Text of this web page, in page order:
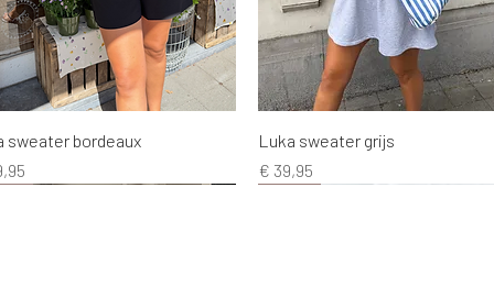
Snel overzicht
sweater bordeaux
Snel overzicht
Luka sweater grijs
Prijs
€ 39,95